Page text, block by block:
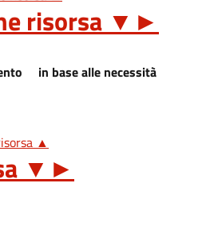
risorsa ▼ ►
in base alle necessità
▲
▼ ►